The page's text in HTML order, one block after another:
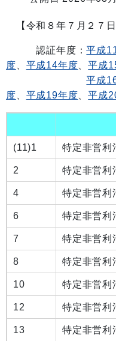
【令和８年７月２７日
認証年度：平成
度
平成14年度 、平成
平成
度
平成19年度 、平成
(11)1 特定非営利
2 特定非営利
4 特定非営利
6 特定非営利
7 特定非営利
8 特定非営利
10 特定非営利
12 特定非営利
13 特定非営利